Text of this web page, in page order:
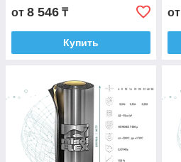
от 8 546 ₸
Купить
от